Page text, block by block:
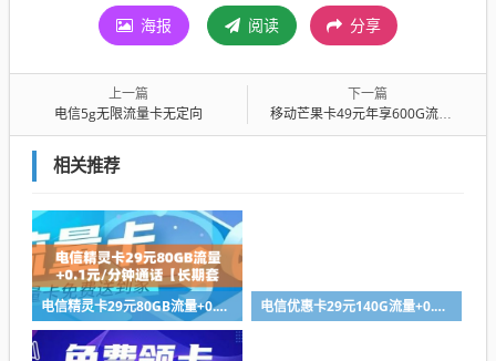
海报 阅读 分享
上一篇
电信5g无限流量卡无定向
下一篇
移动芒果卡49元年享600G流量+年享1200分钟通话+300M宽带+1年双视频会员
相关推荐
电信精灵卡29元80GB流量+0.1元/分钟通话【长期套餐】【发全国】 电信优惠卡29元140G流量+0.1元/分钟通话【长期套餐】【发全国】